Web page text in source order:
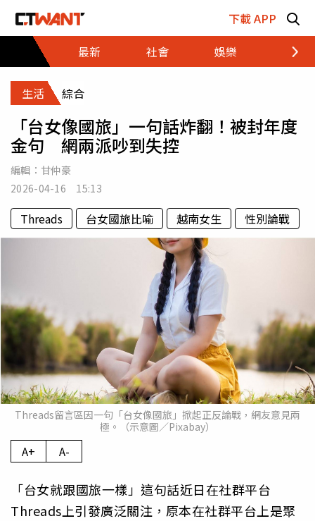
下載 APP
最新
社會 娛樂 財經
生活 綜合
「台女像國旅」一句話炸翻！被封年度
金句 網兩派吵到失控
編輯： 甘仲豪
2026-04-16 15:13
Threads 台女國旅比喻 越南女生 性別論戰
Threads留言區因一句「台女像國旅」掀起正反論戰，網友意見兩
極。（示意圖／Pixabay）
A+ A-
「台女就跟國旅一樣」這句話近日在社群平台
Threads上引發廣泛關注，原本在社群平台上是聚